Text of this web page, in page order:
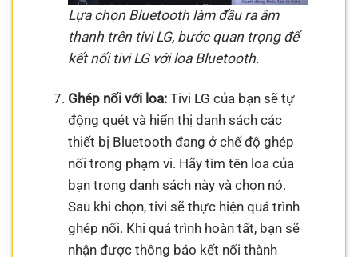
Lựa chọn Bluetooth làm đầu ra âm
thanh trên tivi LG, bước quan trọng để
kết nối tivi LG với loa Bluetooth.
Ghép nối với loa:Tivi LG của bạn sẽ tự
động quét và hiển thị danh sách các
thiết bị Bluetooth đang ở chế độ ghép
nối trong phạm vi. Hãy tìm tên loa của
bạn trong danh sách này và chọn nó.
Sau khi chọn, tivi sẽ thực hiện quá trình
ghép nối. Khi quá trình hoàn tất, bạn sẽ
nhận được thông báo kết nối thành